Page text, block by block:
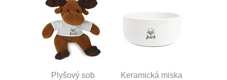
Plyšový sob Keramická miska